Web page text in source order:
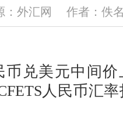
：外汇网 作者：佚
兑美元中间价
人民币汇